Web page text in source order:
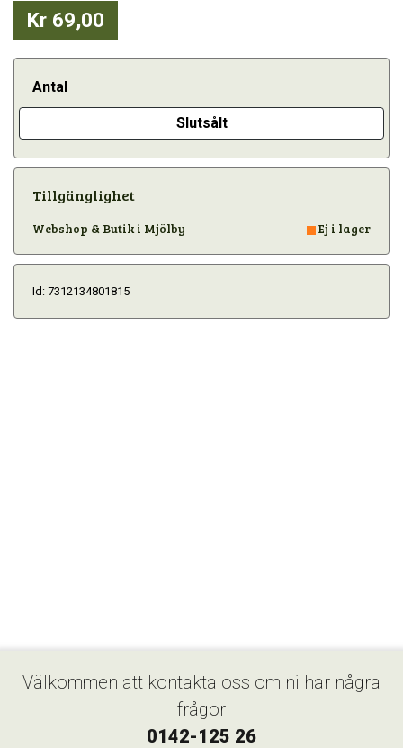
Kr 69,00
Antal
Slutsålt
Tillgänglighet
Webshop & Butik i Mjölby Ej i lager
Id: 7312134801815
Välkommen att kontakta oss om ni har några
frågor
0142-125 26